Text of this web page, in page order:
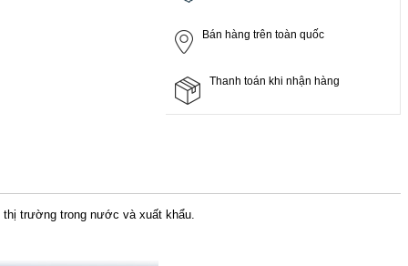
Bán hàng trên toàn quốc
Thanh toán khi nhận hàng
thị trường trong nước và xuất khẩu.